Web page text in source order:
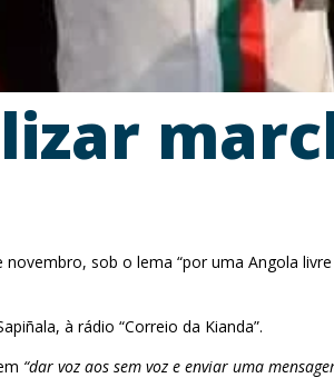
sob o lema “por uma Angola
à rádio “Correio da Kianda”.
“dar voz aos sem voz e enviar uma